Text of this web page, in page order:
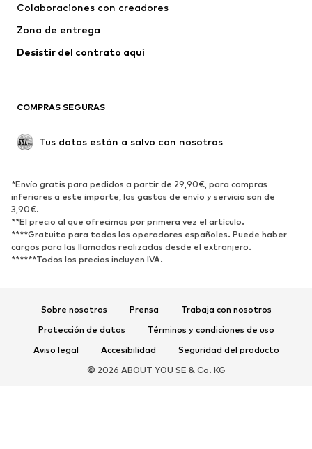
Ropa interior
Jerséis y cárdigans
Trajes y chaquetas
Ropa de baño
Nuevo
Tendencia
Zapatos bajos
Zapatos deportivos
Zapatos abiertos
DEPORTE
Ropa deportiva
Disciplinas deportivas
Complementos deportivos
COMPLEMENTOS
Colaboraciones con creadores
Zona de entrega
Desistir del contrato aquí
COMPRAS SEGURAS
Tus datos están a salvo con nosotros
*Envío gratis para pedidos a partir de 29,90€, para compras
inferiores a este importe, los gastos de envío y servicio son de
3,90€.
**El precio al que ofrecimos por primera vez el artículo.
****Gratuito para todos los operadores españoles. Puede haber
cargos para las llamadas realizadas desde el extranjero.
******Todos los precios incluyen IVA.
Sobre nosotros Prensa
Trabaja con nosotros
Protección de datos
Términos y condiciones de uso
Aviso legal
Accesibilidad
Seguridad del producto
© 2026 ABOUT YOU SE & Co. KG